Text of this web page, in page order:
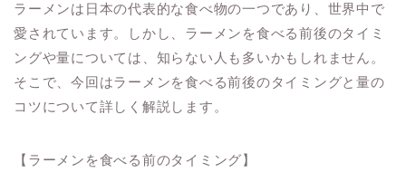
ラーメンは日本の代表的な食べ物の一つであり、世界中で
愛されています。しかし、ラーメンを食べる前後のタイミ
ングや量については、知らない人も多いかもしれません。
そこで、今回はラーメンを食べる前後のタイミングと量の
コツについて詳しく解説します。
【ラーメンを食べる前のタイミング】